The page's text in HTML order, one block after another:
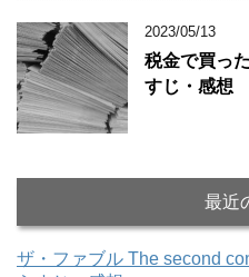
2023/05/13
税金で買っ
すじ・感想
最近
ザ・ファブル The second